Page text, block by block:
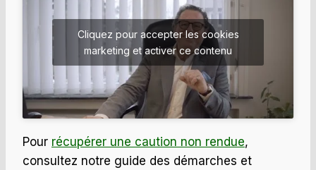
Cliquez pour accepter les cookies
marketing et activer ce contenu
Pour récupérer une caution non rendue,
consultez notre guide des démarches et